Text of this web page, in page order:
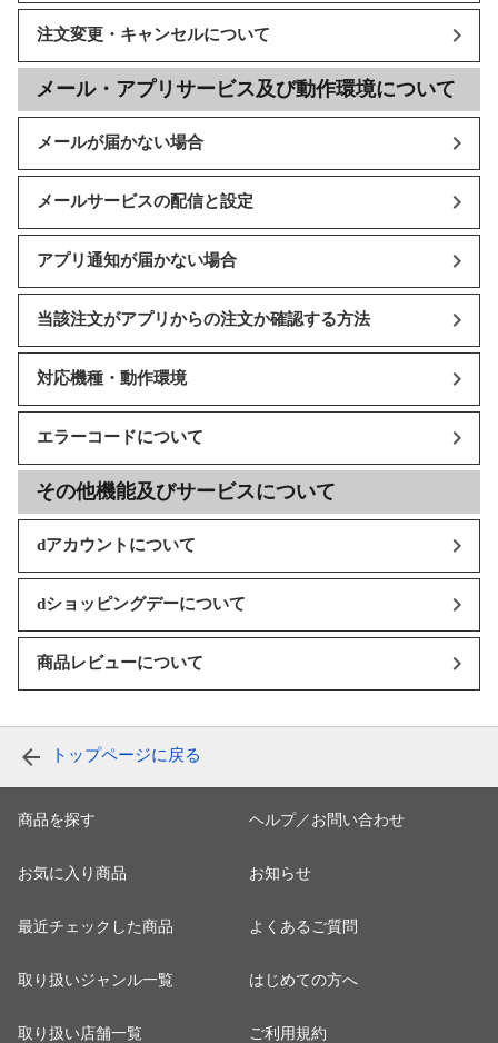
注文変更・キャンセルについて
メール・アプリサービス及び動作環境について
メールが届かない場合
メールサービスの配信と設定
アプリ通知が届かない場合
当該注文がアプリからの注文か確認する方法
対応機種・動作環境
エラーコードについて
その他機能及びサービスについて
dアカウントについて
dショッピングデーについて
商品レビューについて
トップページに戻る
商品を探す
お気に入り商品
最近チェックした商品
取り扱いジャンル一覧
取り扱い店舗一覧
ヘルプ／お問い合わせ
お知らせ
よくあるご質問
はじめての方へ
ご利用規約